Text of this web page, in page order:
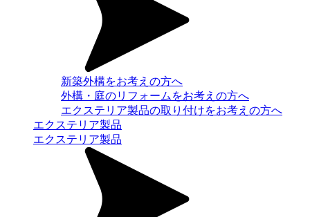
新築外構をお考えの方へ
外構・庭のリフォームをお考えの方へ
エクステリア製品の取り付けをお考えの方へ
エクステリア製品
エクステリア製品